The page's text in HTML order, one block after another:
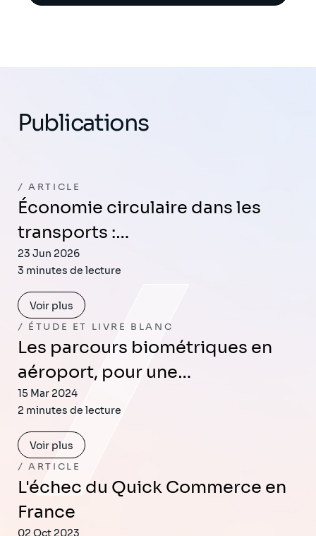
Publications
ARTICLE
Économie circulaire dans les
transports :…
23 Jun 2026
3 minutes de lecture
Voir plus
ÉTUDE ET LIVRE BLANC
Les parcours biométriques en
aéroport, pour une…
15 Mar 2024
2 minutes de lecture
Voir plus
ARTICLE
L'échec du Quick Commerce en
France
02 Oct 2023